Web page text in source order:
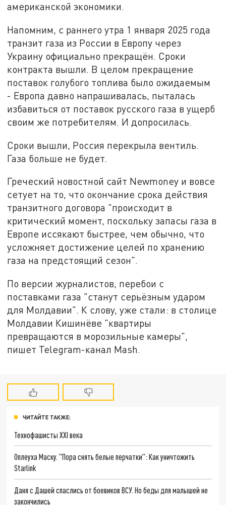
американской экономики.
Напомним, с раннего утра 1 января 2025 года
транзит газа из России в Европу через
Украину официально прекращён. Сроки
контракта вышли. В целом прекращение
поставок голубого топлива было ожидаемым
- Европа давно напрашивалась, пыталась
избавиться от поставок русского газа в ущерб
своим же потребителям. И допросилась.
Сроки вышли, Россия перекрыла вентиль.
Газа больше не будет.
Греческий новостной сайт Newmoney и вовсе
сетует на то, что окончание срока действия
транзитного договора "происходит в
критический момент, поскольку запасы газа в
Европе иссякают быстрее, чем обычно, что
усложняет достижение целей по хранению
газа на предстоящий сезон".
По версии журналистов, перебои с
поставками газа "станут серьёзным ударом
для Молдавии". К слову, уже стали: в столице
Молдавии Кишинёве "квартиры
превращаются в морозильные камеры",
пишет Telegram-канал Mash.
ЧИТАЙТЕ ТАКЖЕ:
Технофашисты XXI века
Оплеуха Маску. "Пора снять белые перчатки": Как уничтожить
Starlink
Даня с Дашей спаслись от боевиков ВСУ. Но беды для малышей не
закончились